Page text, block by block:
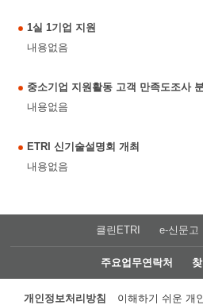
1실 1기업 지원
내용없음
중소기업 지원활동 고객 만족도조사
내용없음
ETRI 신기술설명회 개최
내용없음
클린ETRI e-신문고
주요업무연락처
개인정보처리방침 이해하기 쉬운 개